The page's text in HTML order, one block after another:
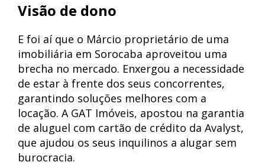
Visão de dono
E foi aí que o Márcio proprietário de uma
imobiliária em Sorocaba aproveitou uma
brecha no mercado. Enxergou a necessidade
de estar à frente dos seus concorrentes,
garantindo soluções melhores com a
locação. A GAT Imóveis, apostou na garantia
de aluguel com cartão de crédito da Avalyst,
que ajudou os seus inquilinos a alugar sem
burocracia.